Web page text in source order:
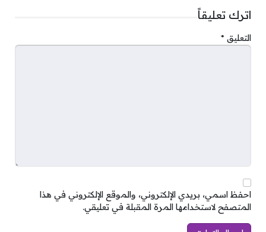
اترك تعليقاً
التعليق *
احفظ اسمي، بريدي الإلكتروني، والموقع الإلكتروني في هذا
المتصفح لاستخدامها المرة المقبلة في تعليقي.